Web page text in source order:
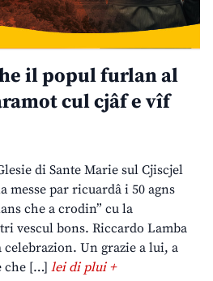
il popul furlan al
cul cjâf e vîf
di Sante Marie sul Cjiscjel
messe par ricuardâ i 50 agns
che a crodin” cu la
vescul bons. Riccardo Lamba
celebrazion. Un grazie a lui, a
che […] lei di plui +